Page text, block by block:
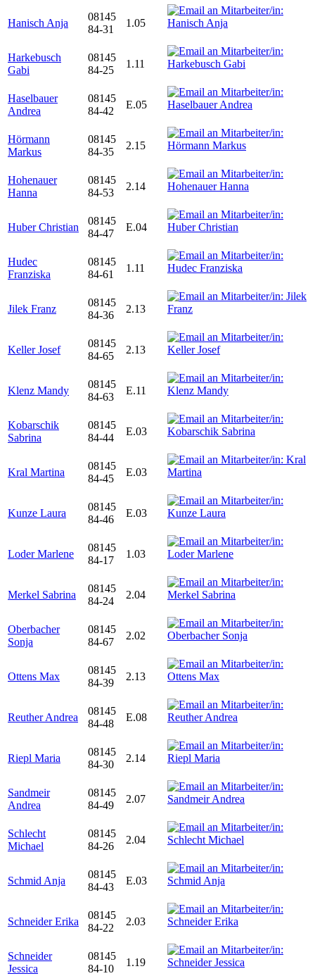
Hanisch Anja
08145
84-31
1.05
Harkebusch
Gabi
08145
84-25
1.11
Haselbauer
Andrea
08145
84-42
E.05
Hörmann
Markus
08145
84-35
2.15
Hohenauer
Hanna
08145
84-53
2.14
Huber Christian
08145
84-47
E.04
Hudec
Franziska
08145
84-61
1.11
Jilek Franz
08145
84-36
2.13
Keller Josef
08145
84-65
2.13
Klenz Mandy
08145
84-63
E.11
Kobarschik
Sabrina
08145
84-44
E.03
Kral Martina
08145
84-45
E.03
Kunze Laura
08145
84-46
E.03
Loder Marlene
08145
84-17
1.03
Merkel Sabrina
08145
84-24
2.04
Oberbacher
Sonja
08145
84-67
2.02
Ottens Max
08145
84-39
2.13
Reuther Andrea
08145
84-48
E.08
Riepl Maria
08145
84-30
2.14
Sandmeir
Andrea
08145
84-49
2.07
Schlecht
Michael
08145
84-26
2.04
Schmid Anja
08145
84-43
E.03
Schneider Erika
08145
84-22
2.03
Schneider
Jessica
08145
84-10
1.19